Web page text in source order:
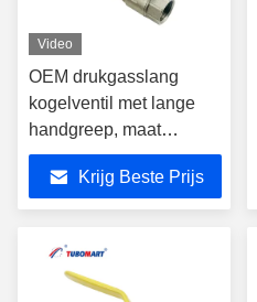
Video
OEM drukgasslang
kogelventil met lange
handgreep, maat
S16X10, geschikt voor
PAP-meerlaagse
gasleidingen
Krijg Beste Prijs